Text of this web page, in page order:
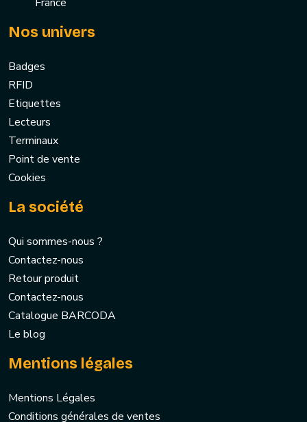
Nos univers
Badges
RFID
Etiquettes
Lecteurs
Terminaux
Point de vente
Cookies
La société
Qui sommes-nous ?
Contactez-nous
Retour produit
Contactez-nous
Catalogue BARCODA
Le blog
Mentions légales
Mentions Légales
Conditions générales de ventes